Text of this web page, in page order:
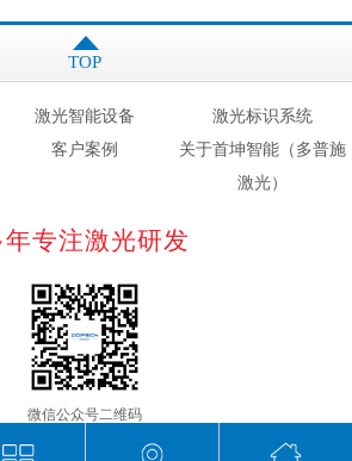
TOP
激光智能设备
激光标识系统
客户案例
关于首坤智能（多普施
激光）
年专注激光研发
微信公众号二维码